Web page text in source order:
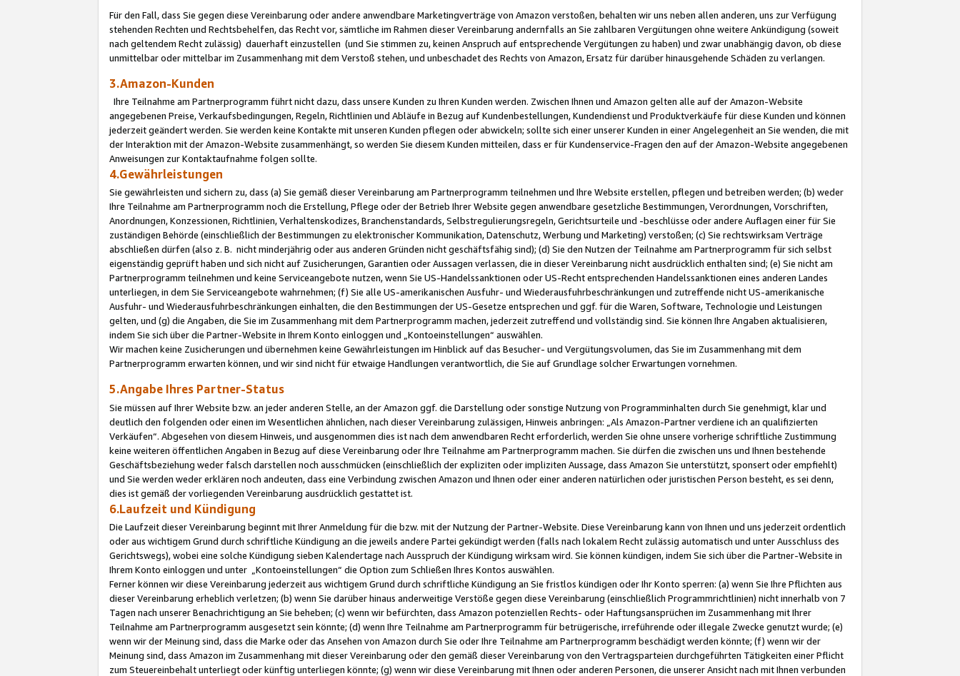
Für den Fall, dass Sie gegen diese Vereinbarung oder andere anwendbare Marketingverträge von Amazon verstoßen, behalten wir uns neben allen anderen, uns zur Verfügung
stehenden Rechten und Rechtsbehelfen, das Recht vor, sämtliche im Rahmen dieser Vereinbarung andernfalls an Sie zahlbaren Vergütungen ohne weitere Ankündigung (soweit
nach geltendem Recht zulässig) dauerhaft einzustellen (und Sie stimmen zu, keinen Anspruch auf entsprechende Vergütungen zu haben) und zwar unabhängig davon, ob diese
unmittelbar oder mittelbar im Zusammenhang mit dem Verstoß stehen, und unbeschadet des Rechts von Amazon, Ersatz für darüber hinausgehende Schäden zu verlangen.
3.Amazon-Kunden
Ihre Teilnahme am Partnerprogramm führt nicht dazu, dass unsere Kunden zu Ihren Kunden werden. Zwischen Ihnen und Amazon gelten alle auf der Amazon-Website
angegebenen Preise, Verkaufsbedingungen, Regeln, Richtlinien und Abläufe in Bezug auf Kundenbestellungen, Kundendienst und Produktverkäufe für diese Kunden und können
jederzeit geändert werden. Sie werden keine Kontakte mit unseren Kunden pflegen oder abwickeln; sollte sich einer unserer Kunden in einer Angelegenheit an Sie wenden, die mit
der Interaktion mit der Amazon-Website zusammenhängt, so werden Sie diesem Kunden mitteilen, dass er für Kundenservice-Fragen den auf der Amazon-Website angegebenen
Anweisungen zur Kontaktaufnahme folgen sollte.
4.Gewährleistungen
Sie gewährleisten und sichern zu, dass (a) Sie gemäß dieser Vereinbarung am Partnerprogramm teilnehmen und Ihre Website erstellen, pflegen und betreiben werden; (b) weder
Ihre Teilnahme am Partnerprogramm noch die Erstellung, Pflege oder der Betrieb Ihrer Website gegen anwendbare gesetzliche Bestimmungen, Verordnungen, Vorschriften,
Anordnungen, Konzessionen, Richtlinien, Verhaltenskodizes, Branchenstandards, Selbstregulierungsregeln, Gerichtsurteile und -beschlüsse oder andere Auflagen einer für Sie
zuständigen Behörde (einschließlich der Bestimmungen zu elektronischer Kommunikation, Datenschutz, Werbung und Marketing) verstoßen; (c) Sie rechtswirksam Verträge
abschließen dürfen (also z. B. nicht minderjährig oder aus anderen Gründen nicht geschäftsfähig sind); (d) Sie den Nutzen der Teilnahme am Partnerprogramm für sich selbst
eigenständig geprüft haben und sich nicht auf Zusicherungen, Garantien oder Aussagen verlassen, die in dieser Vereinbarung nicht ausdrücklich enthalten sind; (e) Sie nicht am
Partnerprogramm teilnehmen und keine Serviceangebote nutzen, wenn Sie US-Handelssanktionen oder US-Recht entsprechenden Handelssanktionen eines anderen Landes
unterliegen, in dem Sie Serviceangebote wahrnehmen; (f) Sie alle US-amerikanischen Ausfuhr- und Wiederausfuhrbeschränkungen und zutreffende nicht US-amerikanische
Ausfuhr- und Wiederausfuhrbeschränkungen einhalten, die den Bestimmungen der US-Gesetze entsprechen und ggf. für die Waren, Software, Technologie und Leistungen
gelten, und (g) die Angaben, die Sie im Zusammenhang mit dem Partnerprogramm machen, jederzeit zutreffend und vollständig sind. Sie können Ihre Angaben aktualisieren,
indem Sie sich über die Partner-Website in Ihrem Konto einloggen und „Kontoeinstellungen“ auswählen.
Wir machen keine Zusicherungen und übernehmen keine Gewährleistungen im Hinblick auf das Besucher- und Vergütungsvolumen, das Sie im Zusammenhang mit dem
Partnerprogramm erwarten können, und wir sind nicht für etwaige Handlungen verantwortlich, die Sie auf Grundlage solcher Erwartungen vornehmen.
5.Angabe Ihres Partner-Status
Sie müssen auf Ihrer Website bzw. an jeder anderen Stelle, an der Amazon ggf. die Darstellung oder sonstige Nutzung von Programminhalten durch Sie genehmigt, klar und
deutlich den folgenden oder einen im Wesentlichen ähnlichen, nach dieser Vereinbarung zulässigen, Hinweis anbringen: „Als Amazon-Partner verdiene ich an qualifizierten
Verkäufen“. Abgesehen von diesem Hinweis, und ausgenommen dies ist nach dem anwendbaren Recht erforderlich, werden Sie ohne unsere vorherige schriftliche Zustimmung
keine weiteren öffentlichen Angaben in Bezug auf diese Vereinbarung oder Ihre Teilnahme am Partnerprogramm machen. Sie dürfen die zwischen uns und Ihnen bestehende
Geschäftsbeziehung weder falsch darstellen noch ausschmücken (einschließlich der expliziten oder impliziten Aussage, dass Amazon Sie unterstützt, sponsert oder empfiehlt)
und Sie werden weder erklären noch andeuten, dass eine Verbindung zwischen Amazon und Ihnen oder einer anderen natürlichen oder juristischen Person besteht, es sei denn,
dies ist gemäß der vorliegenden Vereinbarung ausdrücklich gestattet ist.
6.Laufzeit und Kündigung
Die Laufzeit dieser Vereinbarung beginnt mit Ihrer Anmeldung für die bzw. mit der Nutzung der Partner-Website. Diese Vereinbarung kann von Ihnen und uns jederzeit ordentlich
oder aus wichtigem Grund durch schriftliche Kündigung an die jeweils andere Partei gekündigt werden (falls nach lokalem Recht zulässig automatisch und unter Ausschluss des
Gerichtswegs), wobei eine solche Kündigung sieben Kalendertage nach Ausspruch der Kündigung wirksam wird. Sie können kündigen, indem Sie sich über die Partner-Website in
Ihrem Konto einloggen und unter „Kontoeinstellungen“ die Option zum Schließen Ihres Kontos auswählen.
Ferner können wir diese Vereinbarung jederzeit aus wichtigem Grund durch schriftliche Kündigung an Sie fristlos kündigen oder Ihr Konto sperren: (a) wenn Sie Ihre Pflichten aus
dieser Vereinbarung erheblich verletzen; (b) wenn Sie darüber hinaus anderweitige Verstöße gegen diese Vereinbarung (einschließlich Programmrichtlinien) nicht innerhalb von 7
Tagen nach unserer Benachrichtigung an Sie beheben; (c) wenn wir befürchten, dass Amazon potenziellen Rechts- oder Haftungsansprüchen im Zusammenhang mit Ihrer
Teilnahme am Partnerprogramm ausgesetzt sein könnte; (d) wenn Ihre Teilnahme am Partnerprogramm für betrügerische, irreführende oder illegale Zwecke genutzt wurde; (e)
wenn wir der Meinung sind, dass die Marke oder das Ansehen von Amazon durch Sie oder Ihre Teilnahme am Partnerprogramm beschädigt werden könnte; (f) wenn wir der
Meinung sind, dass Amazon im Zusammenhang mit dieser Vereinbarung oder den gemäß dieser Vereinbarung von den Vertragsparteien durchgeführten Tätigkeiten einer Pflicht
zum Steuereinbehalt unterliegt oder künftig unterliegen könnte; (g) wenn wir diese Vereinbarung mit Ihnen oder anderen Personen, die unserer Ansicht nach mit Ihnen verbunden